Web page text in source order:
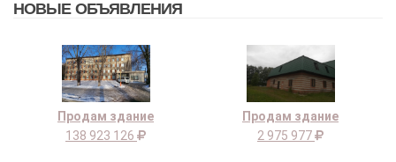
НОВЫЕ ОБЪЯВЛЕНИЯ
Продам здание
138 923 126
Продам здание
2 975 977